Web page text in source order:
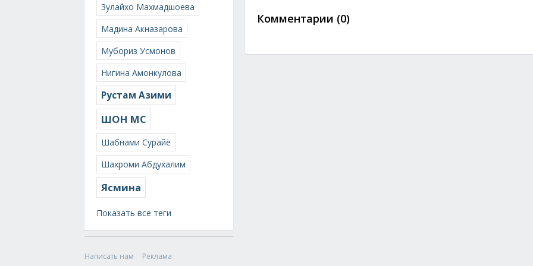
Зулайхо Махмадшоева
Мадина Акназарова
Мубориз Усмонов
Нигина Амонкулова
Рустам Азими
ШОН МС
Шабнами Сурайё
Шахроми Абдухалим
Ясмина
Показать все теги
Написать нам
Реклама
Комментарии (0)